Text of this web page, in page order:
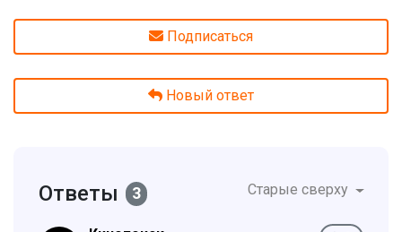
Подписаться
Новый ответ
Ответы 3 Старые сверху